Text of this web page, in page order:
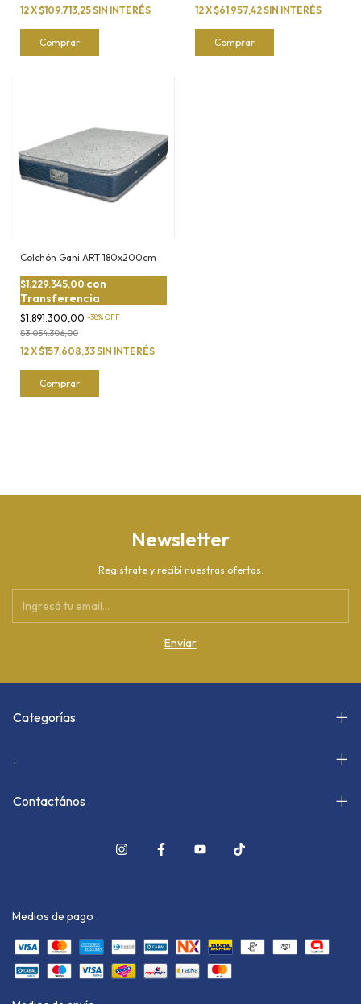
12X$109.713,25SIN INTERÉS
Comprar
12X$61.957,42SIN INTERÉS
Comprar
Colchón Gani ART 180x200cm
$1.891.300,00 -38%OFF
$3.054.306,00
$1.229.345,00 con
Transferencia
12X$157.608,33SIN INTERÉS
Comprar
Newsletter
Registrate y recibí nuestras ofertas.
Categorías
.
Contactános
Medios de pago